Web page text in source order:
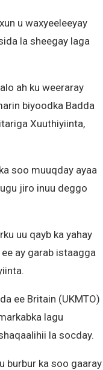
u waxyeeleeyay
la sheegay laga
ah ku weeraray
biyoodka Badda
Xuuthiyiinta,
soo muuqday ayaa
jiro inuu deggo
uu qayb ka yahay
ay garab istaagga
ee Britain (UKMTO)
lagu
la socday.
burbur ka soo gaaray